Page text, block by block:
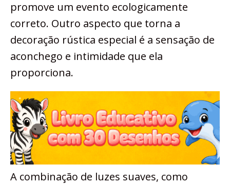
promove um evento ecologicamente
correto. Outro aspecto que torna a
decoração rústica especial é a sensação de
aconchego e intimidade que ela
proporciona.
A combinação de luzes suaves, como